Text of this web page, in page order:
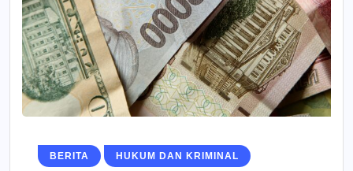
BERITA HUKUM DAN KRIMINAL